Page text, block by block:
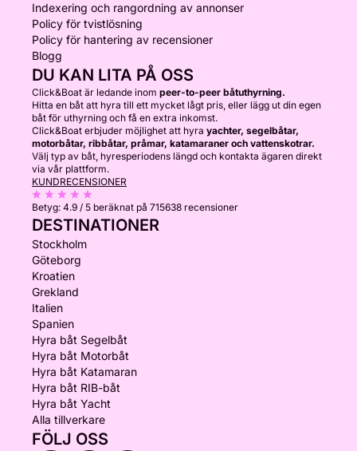
Indexering och rangordning av annonser
Policy för tvistlösning
Policy för hantering av recensioner
Blogg
DU KAN LITA PÅ OSS
Click&Boat är ledande inom peer-to-peer båtuthyrning.
Hitta en båt att hyra till ett mycket lågt pris, eller lägg ut din egen
båt för uthyrning och få en extra inkomst.
Click&Boat erbjuder möjlighet att hyra yachter, segelbåtar,
motorbåtar, ribbåtar, pråmar, katamaraner och vattenskotrar.
Välj typ av båt, hyresperiodens längd och kontakta ägaren direkt
via vår plattform.
KUNDRECENSIONER
Betyg: 4.9 / 5 beräknat på 715638 recensioner
DESTINATIONER
Stockholm
Göteborg
Kroatien
Grekland
Italien
Spanien
Hyra båt Segelbåt
Hyra båt Motorbåt
Hyra båt Katamaran
Hyra båt RIB-båt
Hyra båt Yacht
Alla tillverkare
FÖLJ OSS